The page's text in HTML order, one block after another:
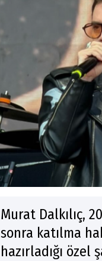
Murat Dalkılıç,
sonra katılma
hazırladığı